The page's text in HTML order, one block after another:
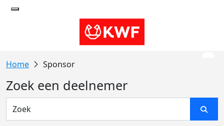
Sponsor
Zoek een deelnemer